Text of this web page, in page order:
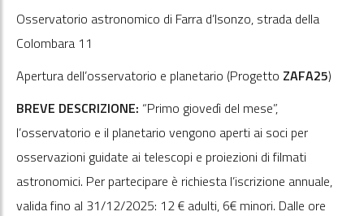
Osservatorio astronomico di Farra d’Isonzo, strada della
Colombara 11
Apertura dell’osservatorio e planetario (Progetto ZAFA25)
BREVE DESCRIZIONE: “Primo giovedì del mese”,
l’osservatorio e il planetario vengono aperti ai soci per
osservazioni guidate ai telescopi e proiezioni di filmati
astronomici. Per partecipare è richiesta l’iscrizione annuale,
valida fino al 31/12/2025: 12 € adulti, 6€ minori. Dalle ore